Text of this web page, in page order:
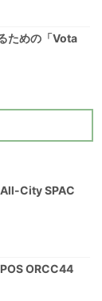
ための「Vota
City SPAC
ORCC44